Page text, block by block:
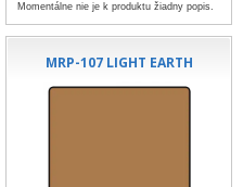
Momentálne nie je k produktu žiadny popis.
MRP-107 LIGHT EARTH